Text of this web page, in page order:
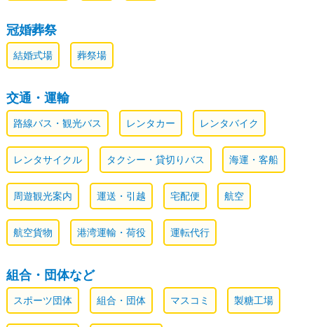
冠婚葬祭
結婚式場 葬祭場
交通・運輸
路線バス・観光バス レンタカー レンタバイク
レンタサイクル タクシー・貸切りバス 海運・客船
周遊観光案内 運送・引越 宅配便 航空
航空貨物 港湾運輸・荷役 運転代行
組合・団体など
スポーツ団体 組合・団体 マスコミ 製糖工場